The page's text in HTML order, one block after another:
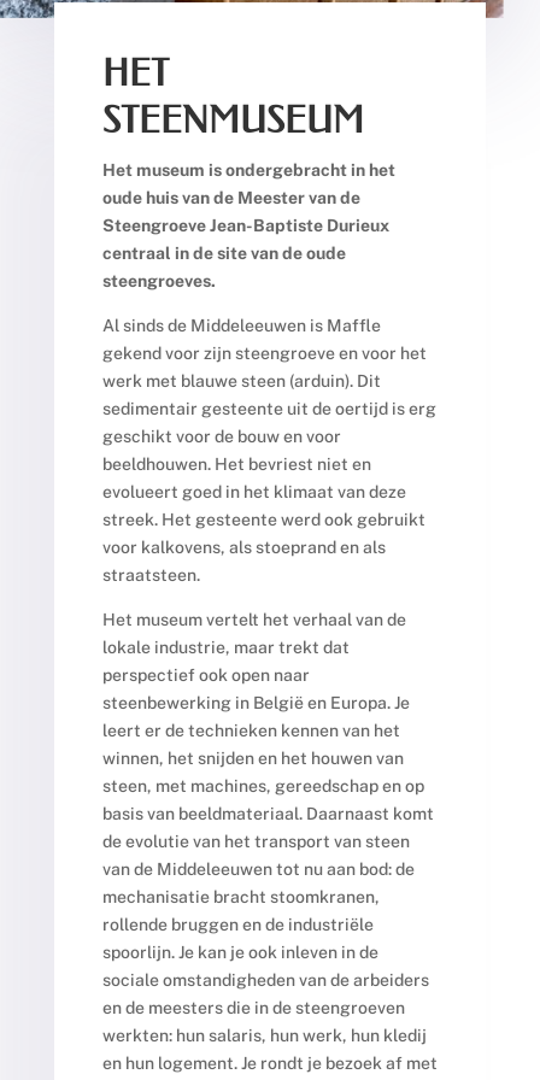
HET
STEENMUSEUM
Het museum is ondergebracht in het
oude huis van de Meester van de
Steengroeve Jean-Baptiste Durieux
centraal in de site van de oude
steengroeves.
Al sinds de Middeleeuwen is Maffle
gekend voor zijn steengroeve en voor het
werk met blauwe steen (arduin). Dit
sedimentair gesteente uit de oertijd is erg
geschikt voor de bouw en voor
beeldhouwen. Het bevriest niet en
evolueert goed in het klimaat van deze
streek. Het gesteente werd ook gebruikt
voor kalkovens, als stoeprand en als
straatsteen.
Het museum vertelt het verhaal van de
lokale industrie, maar trekt dat
perspectief ook open naar
steenbewerking in België en Europa. Je
leert er de technieken kennen van het
winnen, het snijden en het houwen van
steen, met machines, gereedschap en op
basis van beeldmateriaal. Daarnaast komt
de evolutie van het transport van steen
van de Middeleeuwen tot nu aan bod: de
mechanisatie bracht stoomkranen,
rollende bruggen en de industriële
spoorlijn. Je kan je ook inleven in de
sociale omstandigheden van de arbeiders
en de meesters die in de steengroeven
werkten: hun salaris, hun werk, hun kledij
en hun logement. Je rondt je bezoek af met